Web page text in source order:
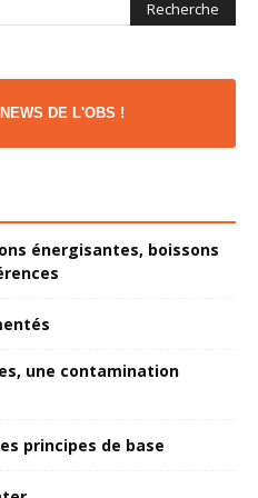
DE L'OBS !
énergisantes, boissons
une contamination
principes de base